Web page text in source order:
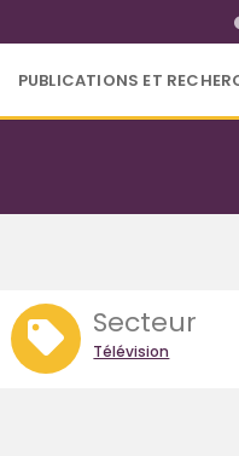
PUBLICATIONS ET
Secteur
Télévision